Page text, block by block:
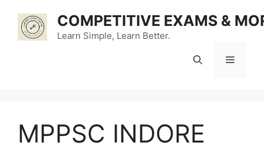
content
COMPETITIVE EXAMS &
Learn Simple, Learn Better.
Menu
MPPSC INDORE